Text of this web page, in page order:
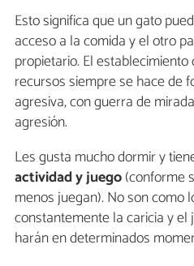
Esto significa que un gato
acceso a la comida y el otro
propietario. El
recursos siempre se hace de
agresiva, con guerra de
agresión.
Les gusta mucho dormir y
actividad y juego(conforme
menos juegan). No son como
constantemente la caricia y el
harán en determinados